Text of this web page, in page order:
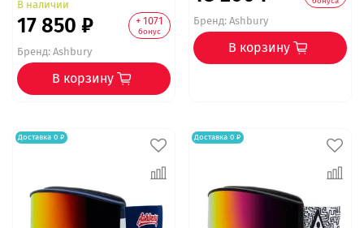
В наличии
17 850 ₽ + 1071
бонус
Бренд:Ashbury
В корзину
Бренд:Ashbury
В корзину
Доставка 0 ₽ Доставка 0 ₽